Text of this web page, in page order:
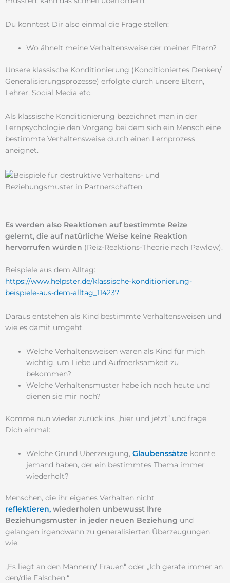
Du könntest Dir also einmal die Frage stellen:
Wo ähnelt meine Verhaltensweise der meiner Eltern?
Unsere klassische Konditionierung (Konditioniertes Denken/
Generalisierungsprozesse) erfolgte durch unsere Eltern,
Lehrer, Social Media etc.
Als klassische Konditionierung bezeichnet man in der
Lernpsychologie den Vorgang bei dem sich ein Mensch eine
bestimmte Verhaltensweise durch einen Lernprozess
aneignet.
Es werden also Reaktionen auf bestimmte Reize
gelernt, die auf natürliche Weise keine Reaktion
hervorrufen würden (Reiz-Reaktions-Theorie nach Pawlow).
Beispiele aus dem Alltag:
https://www.helpster.de/klassische-konditionierung-
beispiele-aus-dem-alltag_114237
Daraus entstehen als Kind bestimmte Verhaltensweisen und
wie es damit umgeht.
Welche Verhaltensweisen waren als Kind für mich
wichtig, um Liebe und Aufmerksamkeit zu
bekommen?
Welche Verhaltensmuster habe ich noch heute und
dienen sie mir noch?
Komme nun wieder zurück ins „hier und jetzt“ und frage
Dich einmal:
Welche Grund Überzeugung,Glaubenssätze könnte
jemand haben, der ein bestimmtes Thema immer
wiederholt?
Menschen, die ihr eigenes Verhalten nicht
reflektieren, wiederholen unbewusst Ihre
Beziehungsmuster in jeder neuen Beziehung und
gelangen irgendwann zu generalisierten Überzeugungen
wie:
„Es liegt an den Männern/ Frauen“ oder „Ich gerate immer an
den/die Falschen.“